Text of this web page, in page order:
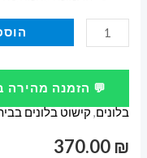
כמות
של
עיצוב
בלונים
מפתיע
💬 הזמנה מהירה
בלונים, קישוט בלונים
370.00 ₪